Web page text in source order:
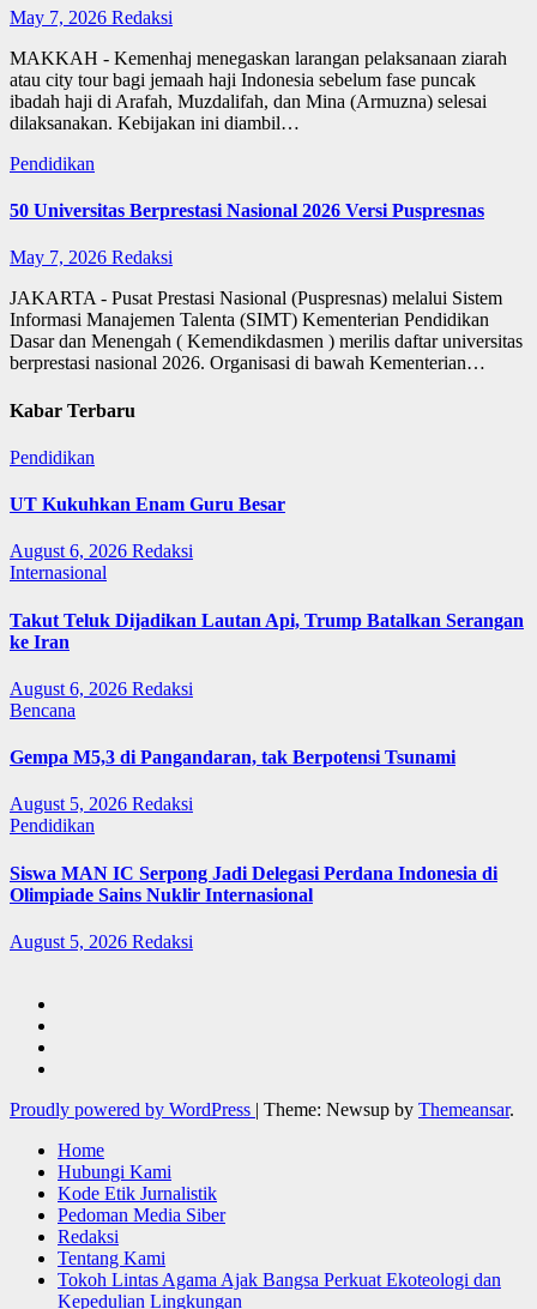
May 7, 2026 Redaksi
MAKKAH - Kemenhaj menegaskan larangan pelaksanaan ziarah
atau city tour bagi jemaah haji Indonesia sebelum fase puncak
ibadah haji di Arafah, Muzdalifah, dan Mina (Armuzna) selesai
dilaksanakan. Kebijakan ini diambil…
Pendidikan
50 Universitas Berprestasi Nasional 2026 Versi Puspresnas
May 7, 2026 Redaksi
JAKARTA - Pusat Prestasi Nasional (Puspresnas) melalui Sistem
Informasi Manajemen Talenta (SIMT) Kementerian Pendidikan
Dasar dan Menengah ( Kemendikdasmen ) merilis daftar universitas
berprestasi nasional 2026. Organisasi di bawah Kementerian…
Kabar Terbaru
Pendidikan
UT Kukuhkan Enam Guru Besar
August 6, 2026 Redaksi
Internasional
Takut Teluk Dijadikan Lautan Api, Trump Batalkan Serangan
ke Iran
August 6, 2026 Redaksi
Bencana
Gempa M5,3 di Pangandaran, tak Berpotensi Tsunami
August 5, 2026 Redaksi
Pendidikan
Siswa MAN IC Serpong Jadi Delegasi Perdana Indonesia di
Olimpiade Sains Nuklir Internasional
August 5, 2026 Redaksi
Proudly powered by WordPress | Theme: Newsup by Themeansar.
Home
Hubungi Kami
Kode Etik Jurnalistik
Pedoman Media Siber
Redaksi
Tentang Kami
Tokoh Lintas Agama Ajak Bangsa Perkuat Ekoteologi dan
Kepedulian Lingkungan